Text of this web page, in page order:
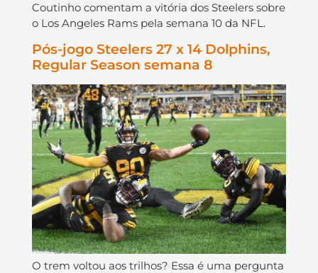
Coutinho comentam a vitória dos Steelers sobre
o Los Angeles Rams pela semana 10 da NFL.
Pós-jogo Steelers 27 x 14 Dolphins,
Regular Season semana 8
O trem voltou aos trilhos? Essa é uma pergunta